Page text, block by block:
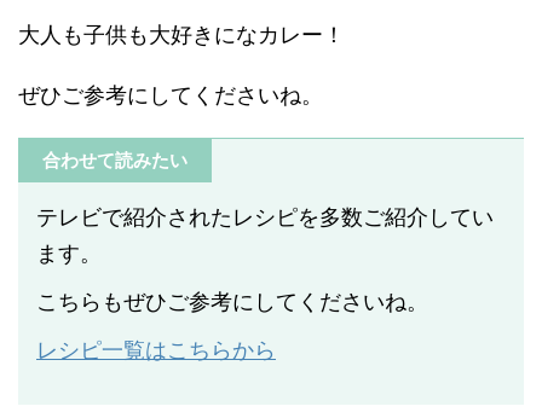
大人も子供も大好きになカレー！
ぜひご参考にしてくださいね。
合わせて読みたい
テレビで紹介されたレシピを多数ご紹介してい
ます。
こちらもぜひご参考にしてくださいね。
レシピ一覧はこちらから